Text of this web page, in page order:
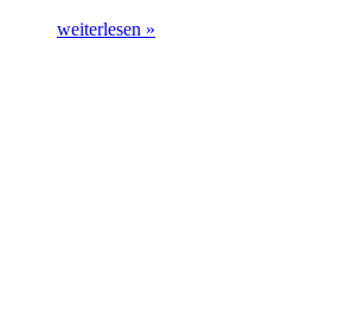
weiterlesen »